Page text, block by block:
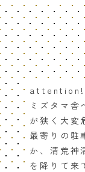
ミズタマ舎
が狭く大変
最寄りの駐
か、清荒神
を降りて来